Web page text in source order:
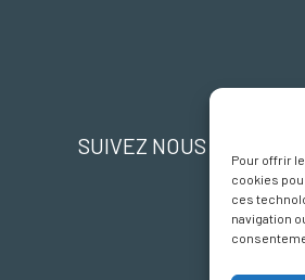
Pour offrir
cookies
ces
navigation
SUIVEZ NOUS SUR